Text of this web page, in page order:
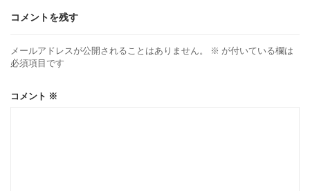
コメントを残す
メールアドレスが公開されることはありません。 ※ が付いている欄は
必須項目です
コメント ※